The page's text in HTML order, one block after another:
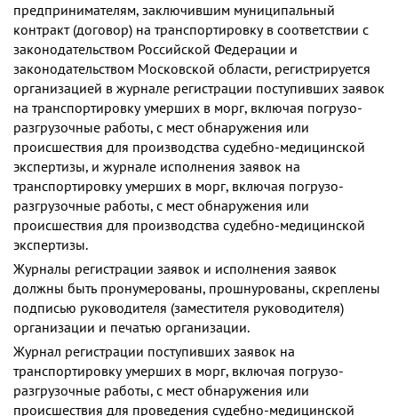
предпринимателям, заключившим муниципальный
контракт (договор) на транспортировку в соответствии с
законодательством Российской Федерации и
законодательством Московской области, регистрируется
организацией в журнале регистрации поступивших заявок
на транспортировку умерших в морг, включая погрузо-
разгрузочные работы, с мест обнаружения или
происшествия для производства судебно-медицинской
экспертизы, и журнале исполнения заявок на
транспортировку умерших в морг, включая погрузо-
разгрузочные работы, с мест обнаружения или
происшествия для производства судебно-медицинской
экспертизы.
Журналы регистрации заявок и исполнения заявок
должны быть пронумерованы, прошнурованы, скреплены
подписью руководителя (заместителя руководителя)
организации и печатью организации.
Журнал регистрации поступивших заявок на
транспортировку умерших в морг, включая погрузо-
разгрузочные работы, с мест обнаружения или
происшествия для проведения судебно-медицинской